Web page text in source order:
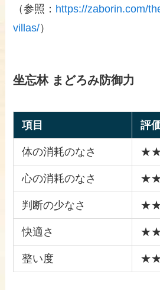
（参照： https://zaborin.com/
villas/）
坐忘林 まどろみ防御力
項目 評
体の消耗のなさ
心の消耗のなさ
判断の少なさ
快適さ
整い度